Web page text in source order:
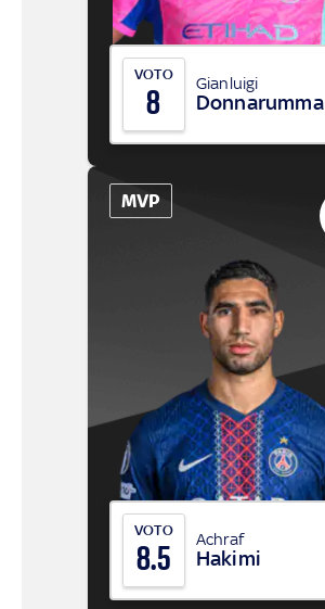
VOTO
8 Gianluigi
Donnarumma
MVP
VOTO
8.5 Achraf
Hakimi